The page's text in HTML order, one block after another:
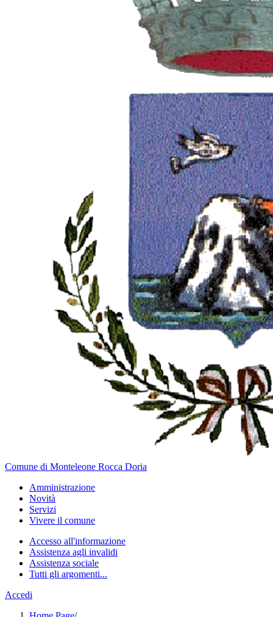
Comune di Monteleone Rocca Doria
Amministrazione
Novità
Servizi
Vivere il comune
Accesso all'informazione
Assistenza agli invalidi
Assistenza sociale
Tutti gli argomenti...
Accedi